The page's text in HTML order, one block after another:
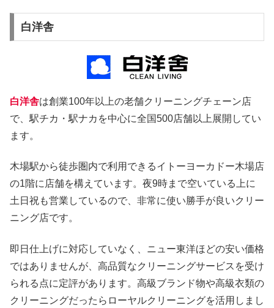
白洋舎
白洋舎は創業100年以上の老舗クリーニングチェーン店
で、駅チカ・駅ナカを中心に全国500店舗以上展開してい
ます。
木場駅から徒歩圏内で利用できるイトーヨーカドー木場店
の1階に店舗を構えています。夜9時まで空いている上に
土日祝も営業しているので、非常に使い勝手が良いクリー
ニング店です。
即日仕上げに対応していなく、ニュー東洋ほどの安い価格
ではありませんが、高品質なクリーニングサービスを受け
られる点に定評があります。高級ブランド物や高級衣類の
クリーニングだったらローヤルクリーニングを活用しまし